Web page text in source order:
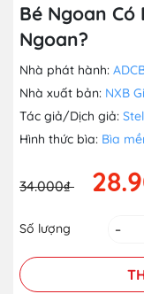
Bé Ngoan Có
Ngoan?
Nhà phát hành:
Nhà xuất bản: NXB
Tác giả/Dịch giả:
Hình thức bìa: Bìa
34.000₫
Số lượng –